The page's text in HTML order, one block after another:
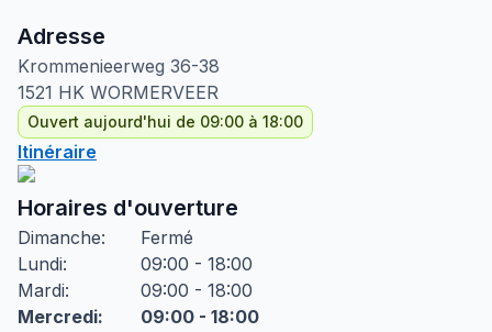
Adresse
Krommenieerweg 36-38
1521 HK WORMERVEER
Ouvert aujourd'hui de 09:00 à 18:00
Itinéraire
Horaires d'ouverture
Dimanche:
Fermé
Lundi:
09:00 - 18:00
Mardi:
09:00 - 18:00
Mercredi:
09:00 - 18:00